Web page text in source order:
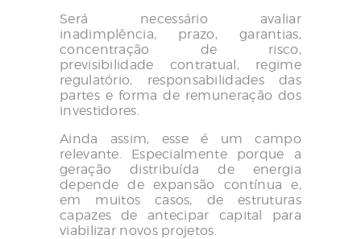
Será necessário avaliar
inadimplência, prazo, garantias,
concentração de risco,
previsibilidade contratual, regime
regulatório, responsabilidades das
partes e forma de remuneração dos
investidores.
Ainda assim, esse é um campo
relevante. Especialmente porque a
geração distribuída de energia
depende de expansão contínua e,
em muitos casos, de estruturas
capazes de antecipar capital para
viabilizar novos projetos.